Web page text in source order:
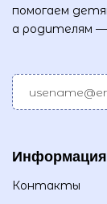
помогаем
а родителям —
Информация
Контакты